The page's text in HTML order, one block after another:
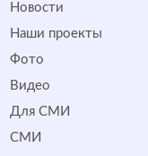
Новости
Наши проекты
Фото
Видео
Для СМИ
СМИ